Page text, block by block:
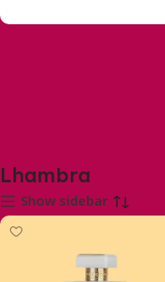
Lhambra
Show sidebar